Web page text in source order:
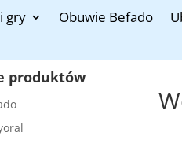
gry Obuwie Befado
produktów